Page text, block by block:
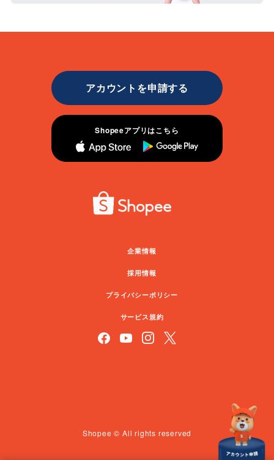
アカウントを申請する
Shopeeアプリはこちら
企業情報
採用情報
プライバシーポリシー
サービス規約
Shopee © All rights reserved